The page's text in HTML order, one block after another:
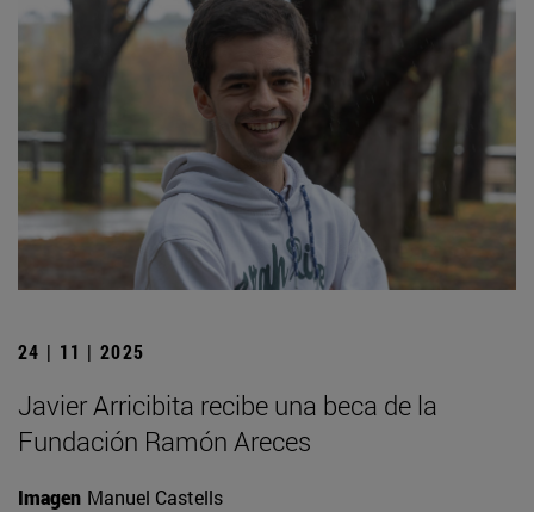
24 | 11 | 2025
Javier Arricibita recibe una beca de la
Fundación Ramón Areces
Imagen Manuel Castells